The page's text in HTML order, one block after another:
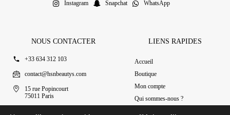
Instagram Snapchat WhatsApp
NOUS CONTACTER
+33 634 312 103
contact@hsnbeautys.com
15 rue Popincourt
75011 Paris
LIENS RAPIDES
Accueil
Boutique
Mon compte
Qui sommes-nous ?